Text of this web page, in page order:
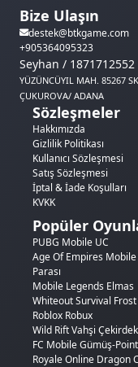
Bize Ulaşın
destek@btkgame.com
+905364095323
Seyhan / 1871712552
YÜZÜNCÜYIL MAH. 85267
ÇUKUROVA/ ADANA
Sözleşmeler
Hakkımızda
Gizlilik Politikası
Kullanıcı Sözleşmesi
Satış Sözleşmesi
İptal & İade Koşulları
KVKK
Popüler
PUBG Mobile UC
Age Of Empires
Parası
Mobile Legends Elmas
Whiteout Survival
Roblox Robux
Wild Rift Vahşi Çekirdek
FC Mobile Gümüş-
Royale Online Dragon